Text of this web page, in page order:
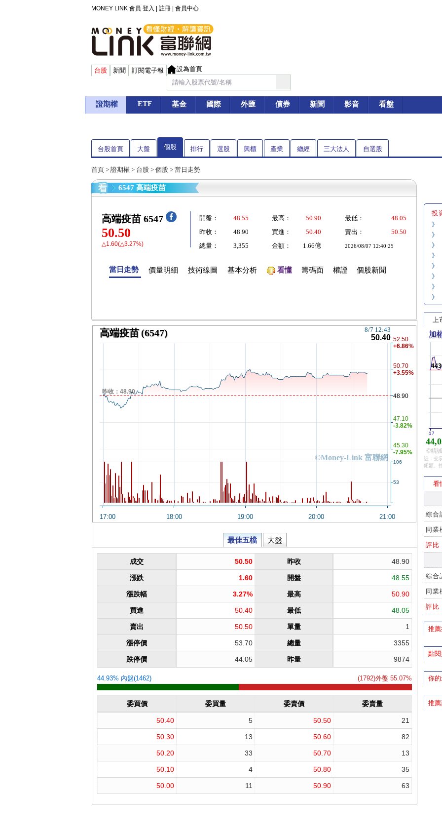
MONEY LINK 會員 登入 註冊 會員中心
台股 新聞 訂閱電子報 設為首頁
證期權 ETF 基金 國際 外匯 債券 新聞 影音 看盤
台股首頁 大盤 個股 排行 選股 興櫃 產業 總經 三大法人 自選股
首頁 > 證期權 > 台股 > 個股 > 當日走勢
6547 高端疫苗
高端疫苗 6547
50.50
△1.60(△3.27%)
開盤： 48.55 最高： 50.90 最低：
48.05
昨收：
48.90 買進： 50.40 賣出：
50.50
總量：
3,355 金額： 1.66億 2026/08/07 12:40:25
當日走勢 價量明細 技術線圖 基本分析 看懂 籌碼面 權證 個股新聞
投
》
》
》
》
》
》
》
》
上
加
17
©精
註：交
鉅額、
看
綜合
同業
評比
綜合
同業
評比
推
點
你
推